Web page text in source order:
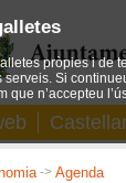
->Agenda
pròpies i de
serveis. Si
que n’accepteu